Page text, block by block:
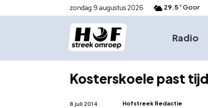
zondag 9 augustus 2026 29.5 C Goor
Radio
Kosterskoele past
8 juli 2014 Hofstreek Redactie